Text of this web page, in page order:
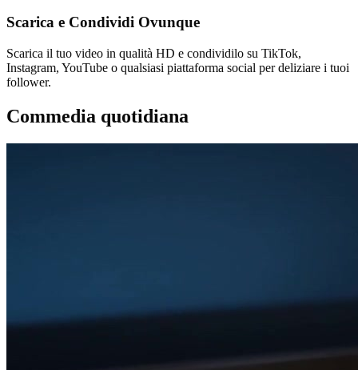
Scarica e Condividi Ovunque
Scarica il tuo video in qualità HD e condividilo su TikTok,
Instagram, YouTube o qualsiasi piattaforma social per deliziare i tuoi
follower.
Commedia quotidiana